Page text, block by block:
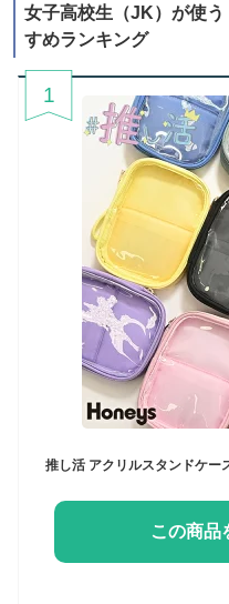
女子高校生（JK）が使
すめランキング
1
この商品